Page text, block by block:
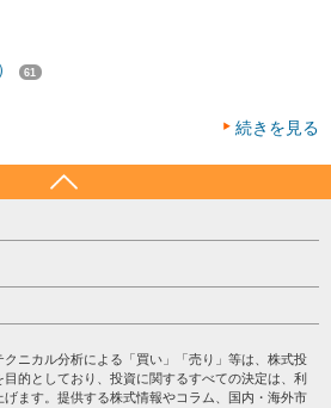
61
続きを見る
ニカル分析による「買い」「売り」等は、株式投
的としており、投資に関するすべての決定は、利
ます。提供する株式情報やコラム、国内・海外市